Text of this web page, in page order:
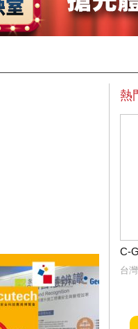
熱
C-
台灣